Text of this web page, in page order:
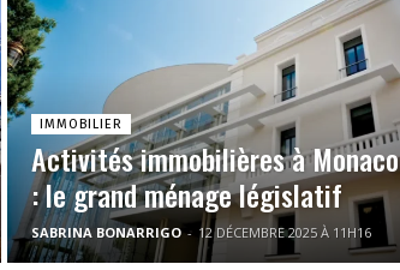
IMMOBILIER
Activités immobilières à Monaco
: le grand ménage législatif
SABRINA BONARRIGO - 12 DÉCEMBRE 2025 À 11H16